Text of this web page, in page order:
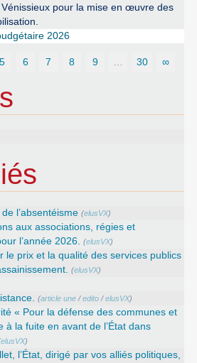
pour la mise en œuvre des
2026
5 6 7 8 9 30 ∞
l’absentéisme (elusVX)
aux associations, régies et
l’année 2026. (elusVX)
le prix et la qualité des services publics
(elusVX)
(article une /edito /elusVX)
« Pour la défense des communes et
à la fuite en avant de l’État dans
elusVX)
l’État, dirigé par vos alliés politiques,